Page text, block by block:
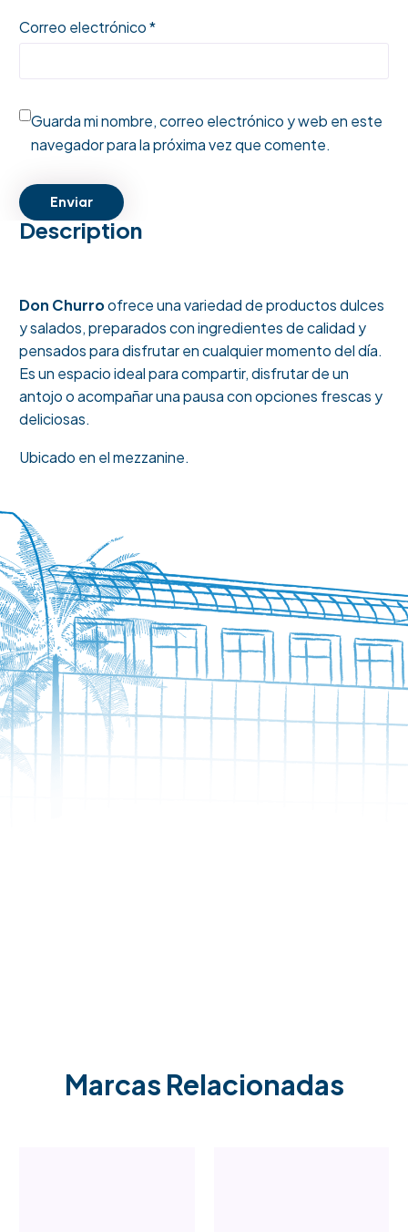
Correo electrónico *
Guarda mi nombre, correo electrónico y web en este
navegador para la próxima vez que comente.
Enviar
Description
Don Churroofrece una variedad de productos dulces
y salados, preparados con ingredientes de calidad y
pensados para disfrutar en cualquier momento del día.
Es un espacio ideal para compartir, disfrutar de un
antojo o acompañar una pausa con opciones frescas y
deliciosas.
Ubicado en el mezzanine.
Marcas Relacionadas